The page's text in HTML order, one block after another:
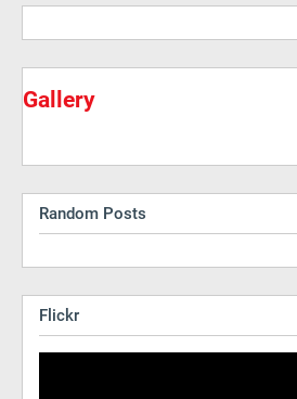
Gallery
Random Posts
Flickr